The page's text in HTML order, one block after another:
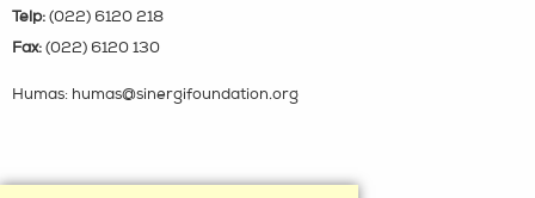
Telp: (022) 6120 218
Fax: (022) 6120 130
Humas: humas@sinergifoundation.org